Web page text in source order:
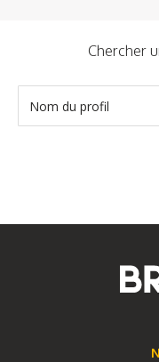
Chercher
Nom du profil